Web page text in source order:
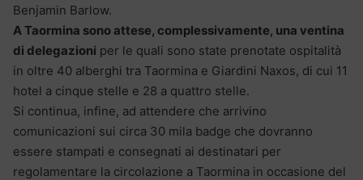
Benjamin Barlow.
A Taormina sono attese, complessivamente, una ventina
di delegazioni per le quali sono state prenotate ospitalità
in oltre 40 alberghi tra Taormina e Giardini Naxos, di cui 11
hotel a cinque stelle e 28 a quattro stelle.
Si continua, infine, ad attendere che arrivino
comunicazioni sui circa 30 mila badge che dovranno
essere stampati e consegnati ai destinatari per
regolamentare la circolazione a Taormina in occasione del